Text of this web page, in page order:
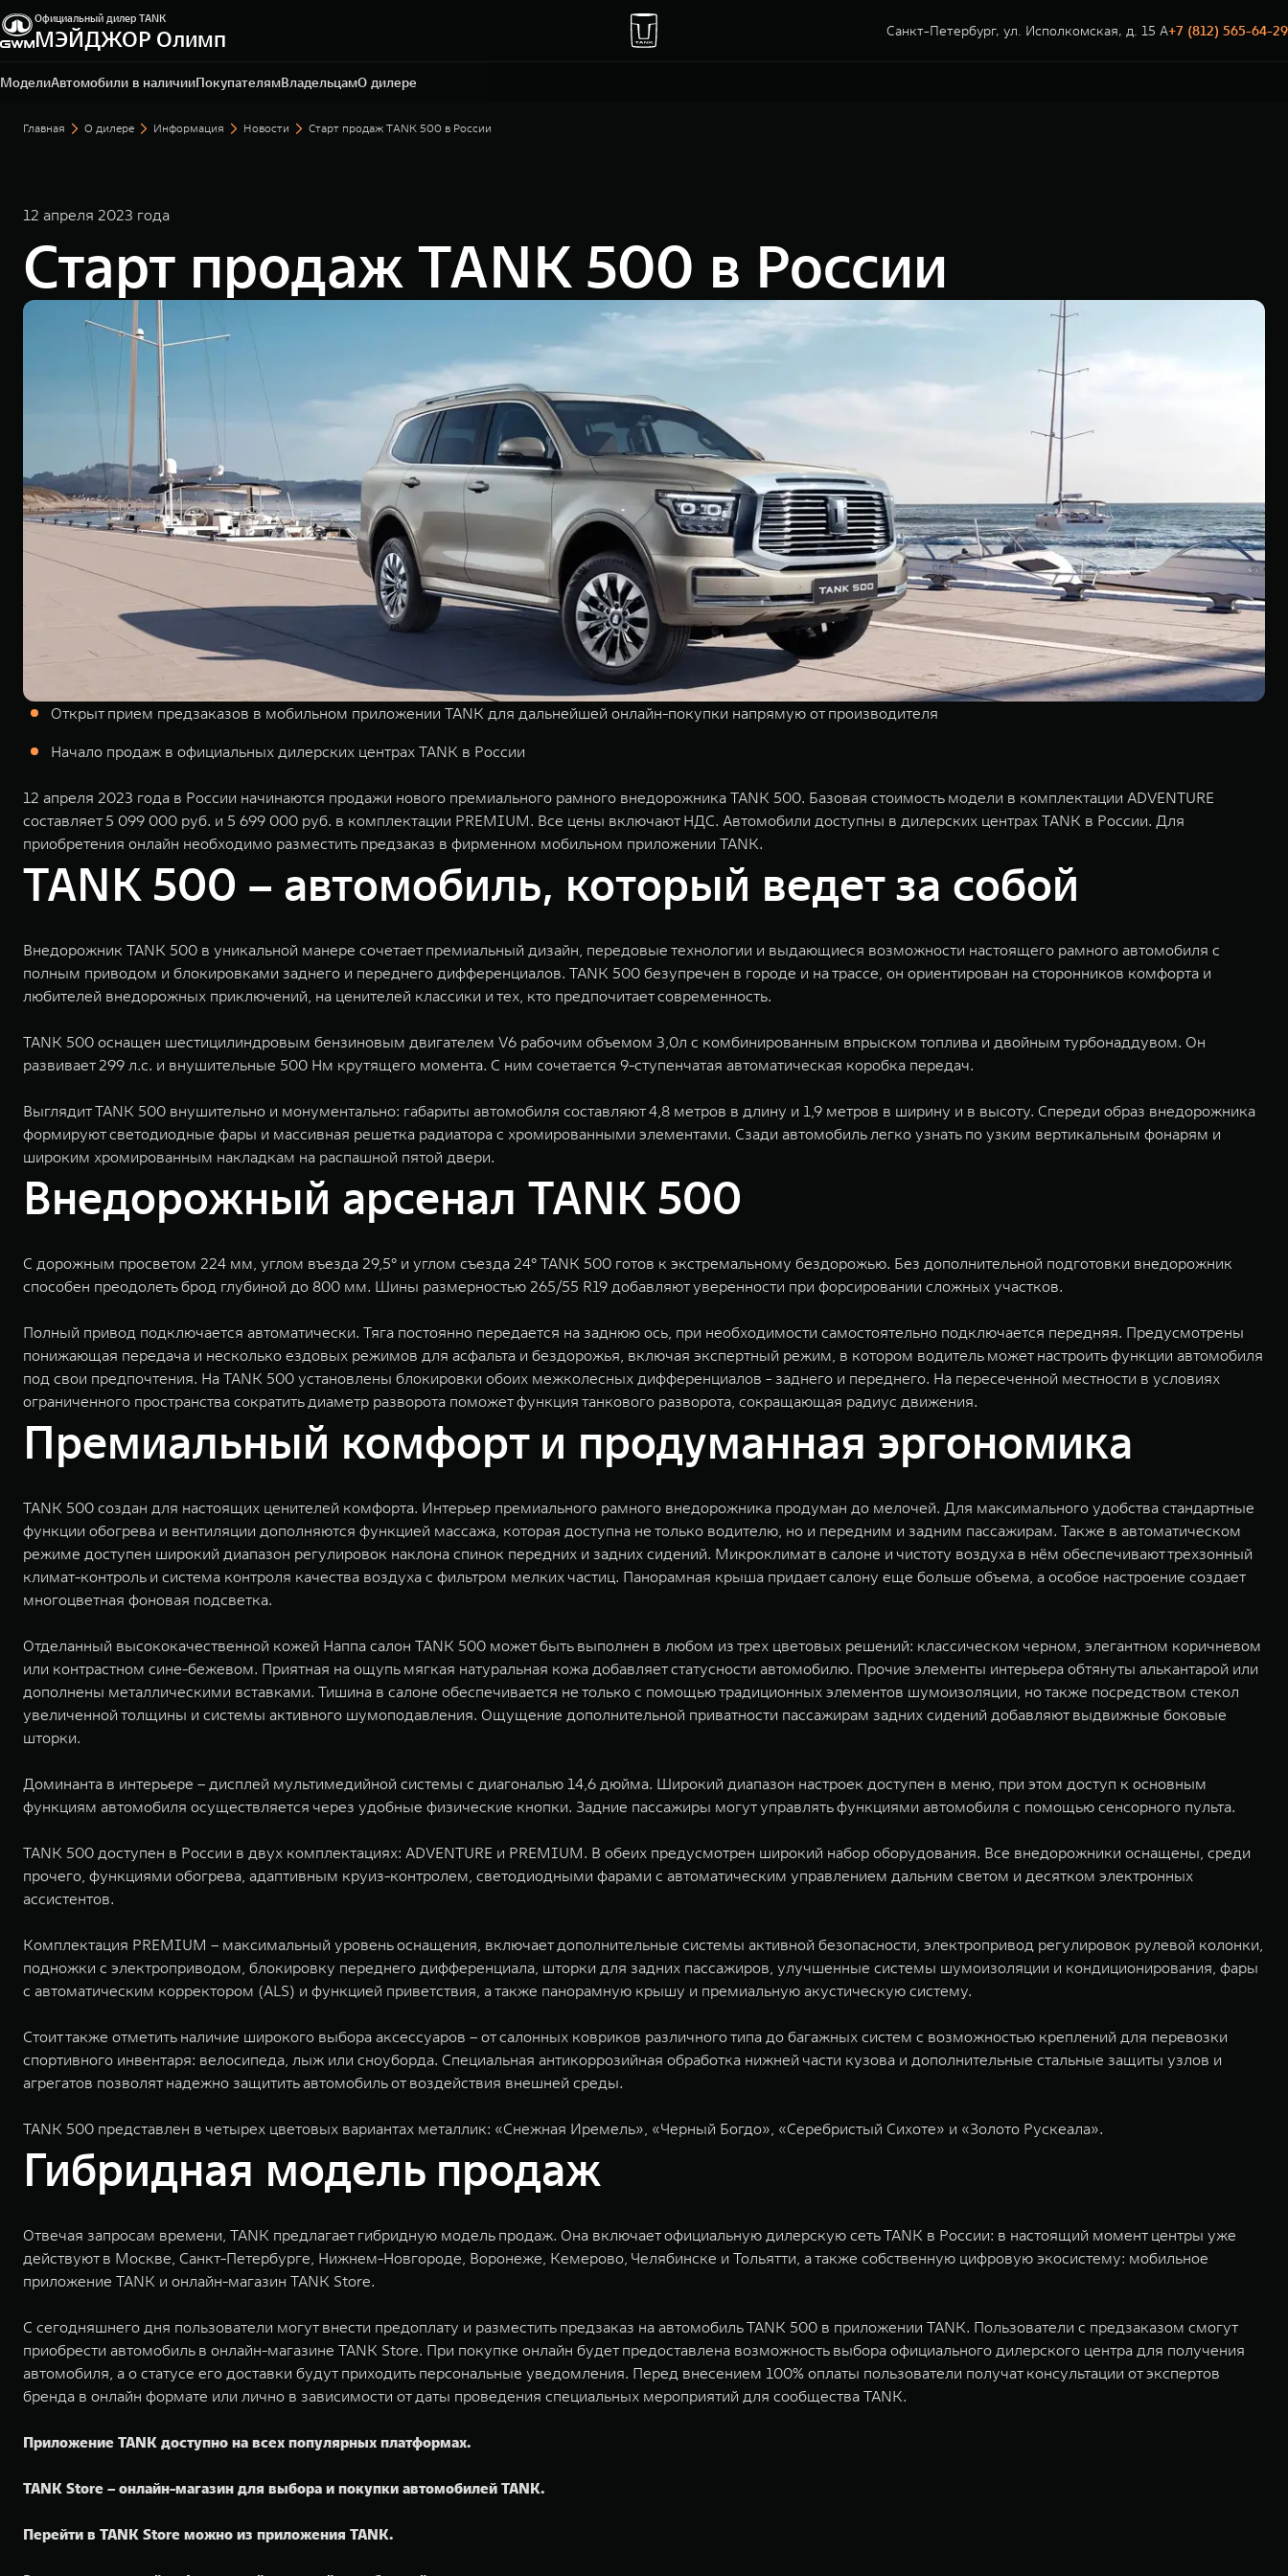
Официальный дилер TANK
МЭЙДЖОР Олимп Санкт-Петербург, ул. Исполкомская, д. 15 А+7 (812) 565-64-29
МоделиАвтомобили в наличииПокупателямВладельцамО дилере
Санкт-Петербург, ул. Исполкомская, д. 15 А
+7 (812) 565-64-29
Главная О дилере Информация Новости Старт продаж TANK 500 в России
12 апреля 2023 года
Старт продаж TANK 500 в России
Открыт прием предзаказов в мобильном приложении TANK для дальнейшей онлайн-покупки напрямую от производителя
Начало продаж в официальных дилерских центрах TANK в России
12 апреля 2023 года в России начинаются продажи нового премиального рамного внедорожника TANK 500. Базовая стоимость модели в комплектации ADVENTURE
составляет 5 099 000 руб. и 5 699 000 руб. в комплектации PREMIUM. Все цены включают НДС. Автомобили доступны в дилерских центрах TANK в России. Для
приобретения онлайн необходимо разместить предзаказ в фирменном мобильном приложении TANK.
TANK 500 – автомобиль, который ведет за собой
Внедорожник TANK 500 в уникальной манере сочетает премиальный дизайн, передовые технологии и выдающиеся возможности настоящего рамного автомобиля с
полным приводом и блокировками заднего и переднего дифференциалов. TANK 500 безупречен в городе и на трассе, он ориентирован на сторонников комфорта и
любителей внедорожных приключений, на ценителей классики и тех, кто предпочитает современность.
TANK 500 оснащен шестицилиндровым бензиновым двигателем V6 рабочим объемом 3,0л с комбинированным впрыском топлива и двойным турбонаддувом. Он
развивает 299 л.с. и внушительные 500 Нм крутящего момента. С ним сочетается 9-ступенчатая автоматическая коробка передач.
Выглядит TANK 500 внушительно и монументально: габариты автомобиля составляют 4,8 метров в длину и 1,9 метров в ширину и в высоту. Спереди образ внедорожника
формируют светодиодные фары и массивная решетка радиатора с хромированными элементами. Сзади автомобиль легко узнать по узким вертикальным фонарям и
широким хромированным накладкам на распашной пятой двери.
Внедорожный арсенал TANK 500
С дорожным просветом 224 мм, углом въезда 29,5° и углом съезда 24° TANK 500 готов к экстремальному бездорожью. Без дополнительной подготовки внедорожник
способен преодолеть брод глубиной до 800 мм. Шины размерностью 265/55 R19 добавляют уверенности при форсировании сложных участков.
Полный привод подключается автоматически. Тяга постоянно передается на заднюю ось, при необходимости самостоятельно подключается передняя. Предусмотрены
понижающая передача и несколько ездовых режимов для асфальта и бездорожья, включая экспертный режим, в котором водитель может настроить функции автомобиля
под свои предпочтения. На TANK 500 установлены блокировки обоих межколесных дифференциалов - заднего и переднего. На пересеченной местности в условиях
ограниченного пространства сократить диаметр разворота поможет функция танкового разворота, сокращающая радиус движения.
Премиальный комфорт и продуманная эргономика
TANK 500 создан для настоящих ценителей комфорта. Интерьер премиального рамного внедорожника продуман до мелочей. Для максимального удобства стандартные
функции обогрева и вентиляции дополняются функцией массажа, которая доступна не только водителю, но и передним и задним пассажирам. Также в автоматическом
режиме доступен широкий диапазон регулировок наклона спинок передних и задних сидений. Микроклимат в салоне и чистоту воздуха в нём обеспечивают трехзонный
климат-контроль и система контроля качества воздуха с фильтром мелких частиц. Панорамная крыша придает салону еще больше объема, а особое настроение создает
многоцветная фоновая подсветка.
Отделанный высококачественной кожей Наппа салон TANK 500 может быть выполнен в любом из трех цветовых решений: классическом черном, элегантном коричневом
или контрастном сине-бежевом. Приятная на ощупь мягкая натуральная кожа добавляет статусности автомобилю. Прочие элементы интерьера обтянуты алькантарой или
дополнены металлическими вставками. Тишина в салоне обеспечивается не только с помощью традиционных элементов шумоизоляции, но также посредством стекол
увеличенной толщины и системы активного шумоподавления. Ощущение дополнительной приватности пассажирам задних сидений добавляют выдвижные боковые
шторки.
Доминанта в интерьере – дисплей мультимедийной системы с диагональю 14,6 дюйма. Широкий диапазон настроек доступен в меню, при этом доступ к основным
функциям автомобиля осуществляется через удобные физические кнопки. Задние пассажиры могут управлять функциями автомобиля с помощью сенсорного пульта.
TANK 500 доступен в России в двух комплектациях: ADVENTURE и PREMIUM. В обеих предусмотрен широкий набор оборудования. Все внедорожники оснащены, среди
прочего, функциями обогрева, адаптивным круиз-контролем, светодиодными фарами с автоматическим управлением дальним светом и десятком электронных
ассистентов.
Комплектация PREMIUM – максимальный уровень оснащения, включает дополнительные системы активной безопасности, электропривод регулировок рулевой колонки,
подножки с электроприводом, блокировку переднего дифференциала, шторки для задних пассажиров, улучшенные системы шумоизоляции и кондиционирования, фары
с автоматическим корректором (ALS) и функцией приветствия, а также панорамную крышу и премиальную акустическую систему.
Стоит также отметить наличие широкого выбора аксессуаров – от салонных ковриков различного типа до багажных систем с возможностью креплений для перевозки
спортивного инвентаря: велосипеда, лыж или сноуборда. Специальная антикоррозийная обработка нижней части кузова и дополнительные стальные защиты узлов и
агрегатов позволят надежно защитить автомобиль от воздействия внешней среды.
TANK 500 представлен в четырех цветовых вариантах металлик: «Снежная Иремель», «Черный Богдо», «Серебристый Сихоте» и «Золото Рускеала».
Гибридная модель продаж
Отвечая запросам времени, TANK предлагает гибридную модель продаж. Она включает официальную дилерскую сеть TANK в России: в настоящий момент центры уже
действуют в Москве, Санкт-Петербурге, Нижнем-Новгороде, Воронеже, Кемерово, Челябинске и Тольятти, а также собственную цифровую экосистему: мобильное
приложение TANK и онлайн-магазин TANK Store.
С сегодняшнего дня пользователи могут внести предоплату и разместить предзаказ на автомобиль TANK 500 в приложении TANK. Пользователи с предзаказом смогут
приобрести автомобиль в онлайн-магазине TANK Store. При покупке онлайн будет предоставлена возможность выбора официального дилерского центра для получения
автомобиля, а о статусе его доставки будут приходить персональные уведомления. Перед внесением 100% оплаты пользователи получат консультации от экспертов
бренда в онлайн формате или лично в зависимости от даты проведения специальных мероприятий для сообщества TANK.
Приложение TANK доступно на всех популярных платформах.
TANK Store – онлайн-магазин для выбора и покупки автомобилей TANK.
Перейти в TANK Store можно из приложения TANK.